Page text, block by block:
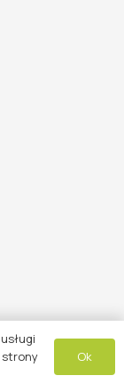
strony
Ok